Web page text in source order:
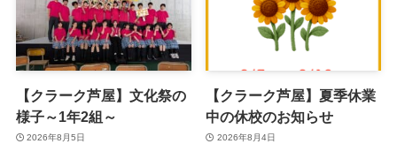
【クラーク芦屋】文化祭の
様子～1年2組～
2026年8月5日
【クラーク芦屋】夏季休業
中の休校のお知らせ
2026年8月4日